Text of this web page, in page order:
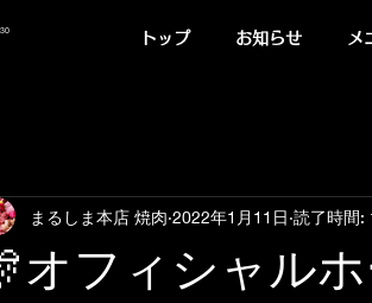
トップ お知らせ メ
オフィシャル
まるしま本店 焼肉 2022年1月11日 読了時間: